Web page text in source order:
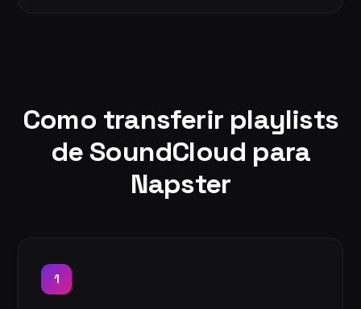
Como transferir playlists
de SoundCloud para
Napster
1